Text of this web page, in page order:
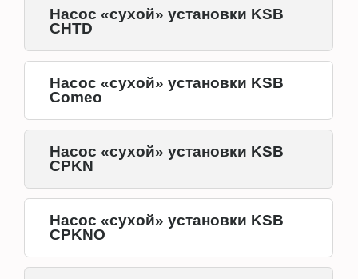
Насос «сухой» установки KSB
CHTD
Насос «сухой» установки KSB
Comeo
Насос «сухой» установки KSB
CPKN
Насос «сухой» установки KSB
CPKNO